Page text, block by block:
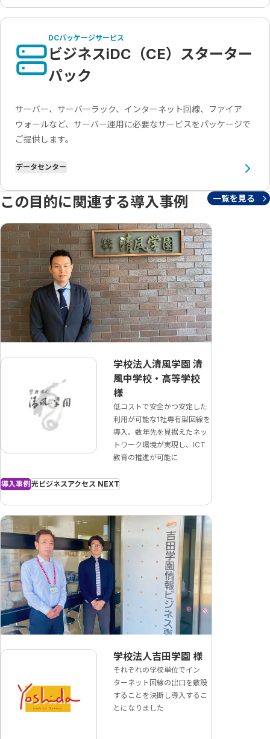
DCパッケージサービス
ビジネスiDC（CE）スターター
パック
サーバー、サーバーラック、インターネット回線、ファイア
ウォールなど、サーバー運用に必要なサービスをパッケージで
ご提供します。
データセンター
この目的に関連する導入事例 一覧を見る
学校法人清風学園 清
風中学校・高等学校
様
低コストで安全かつ安定した
利用が可能な1社専有型回線を
導入。数年先を見据えたネッ
トワーク環境が実現し、ICT
教育の推進が可能に
導入事例 光ビジネスアクセス NEXT
学校法人吉田学園 様
それぞれの学校単位でイン
ターネット回線の出口を敷設
することを決断し導入するこ
とになりました